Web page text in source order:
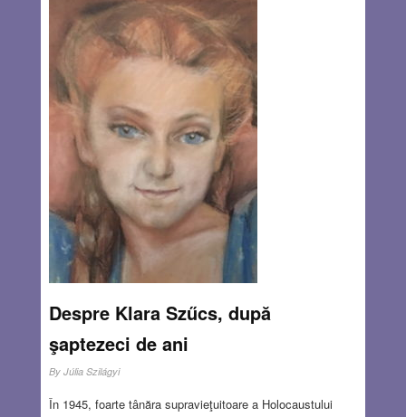
Despre Klara Szűcs, după
şaptezeci de ani
By Júlia Szilágyi
În 1945, foarte tânăra supravieţuitoare a Holocaustului